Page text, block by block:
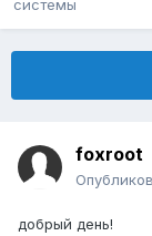
системы
foxroot
добрый день!